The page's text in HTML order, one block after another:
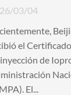
03/04
el
de
El...